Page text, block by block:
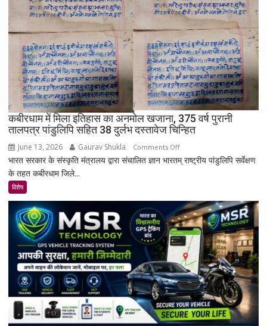
भी
क्यों
बसा
राजस्थान
का
सबसे
रहस्यमयी
गांव?
कबीरधाम में मिला इतिहास का अनमोल खजाना, 375 वर्ष पुरानी
तालपत्र पांडुलिपि सहित 38 दुर्लभ दस्तावेज चिन्हित
June 13, 2026 Gaurav Shukla Comments Offon
कबीरधाम
इतिहास
का
अनमोल
खजाना,
375
वर्ष
पुरानी
तालपत्र
पांडुलिपि
सहित
भारत सरकार के संस्कृति मंत्रालय द्वारा संचालित ज्ञान भारतम् राष्ट्रीय पांडुलिपि सर्वेक्षण
के तहत कबीरधाम जिले...
विशेष